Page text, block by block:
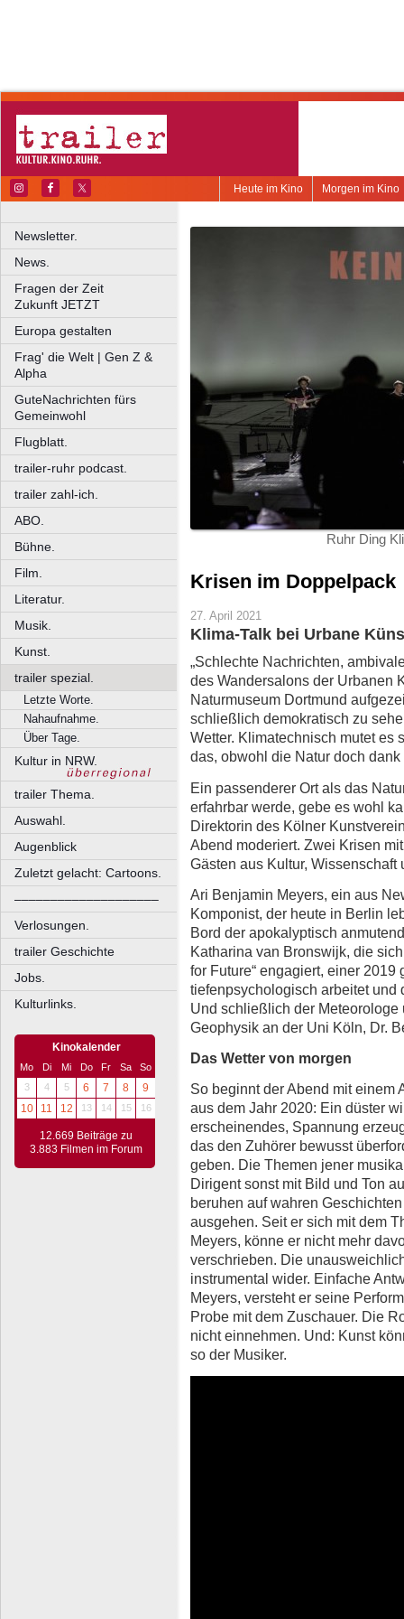
Morgen im Kino
Heute im Kino
Newsletter.
News.
Fragen der Zeit
Zukunft JETZT
Europa gestalten
Frag' die Welt | Gen Z &
Alpha
GuteNachrichten fürs
Gemeinwohl
Flugblatt.
trailer-ruhr podcast.
trailer zahl-ich.
ABO.
Bühne.
Film.
Literatur.
Musik.
Kunst.
trailer spezial.
Letzte Worte.
Nahaufnahme.
Über Tage.
Kultur in NRW.
trailer Thema.
Auswahl.
Augenblick
Zuletzt gelacht: Cartoons.
––––––––––––––––––––
Verlosungen.
trailer Geschichte
Jobs.
Kulturlinks.
Kinokalender
Mo Di Mi Do Fr Sa
So
3
4 5 6 7 8
9
10
11 12 13 14 15 16
12.669 Beiträge zu
3.883 Filmen im Forum
Ruhr Ding
Krisen im Doppelpack
27. April 2021
Klima-Talk bei Urbane
„Schlechte Nachrichten,
des Wandersalons der Urbanen
Naturmuseum Dortmund
schließlich demokratisch zu
Wetter. Klimatechnisch mutet es
das, obwohl die Natur doch
Ein passenderer Ort als das
erfahrbar werde, gebe es wohl
Direktorin des Kölner
Abend moderiert. Zwei Krisen
Gästen aus Kultur, Wissenschaft
Ari Benjamin Meyers, ein aus
Komponist, der heute in Berlin
Bord der apokalyptisch
Katharina van Bronswijk, die
for Future“ engagiert, einer
tiefenpsychologisch arbeitet und
Und schließlich der Meteorologe
Geophysik an der Uni Köln, Dr.
Das Wetter von morgen
So beginnt der Abend mit einem
aus dem Jahr 2020: Ein düster
erscheinendes, Spannung
das den Zuhörer bewusst
geben. Die Themen jener
Dirigent sonst mit Bild und Ton
beruhen auf wahren
ausgehen. Seit er sich mit dem
Meyers, könne er nicht mehr
verschrieben. Die
instrumental wider. Einfache
Meyers, versteht er seine
Probe mit dem Zuschauer. Die
nicht einnehmen. Und: Kunst
so der Musiker.